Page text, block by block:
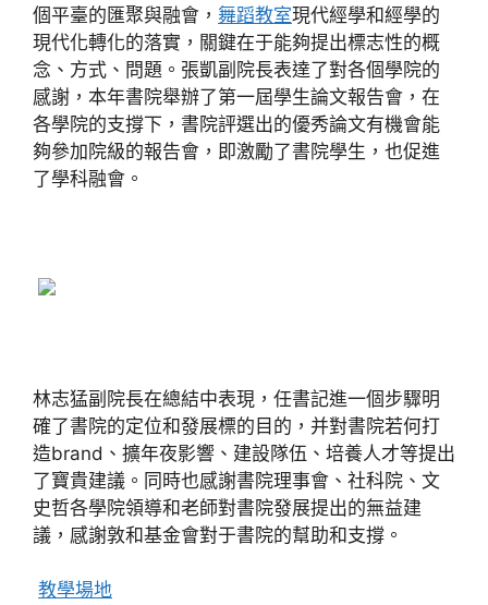
個平臺的匯聚與融會， 舞蹈教室現代經學和經學的
現代化轉化的落實，關鍵在于能夠提出標志性的概
念、方式、問題。張凱副院長表達了對各個學院的
感謝，本年書院舉辦了第一屆學生論文報告會，在
各學院的支撐下，書院評選出的優秀論文有機會能
夠參加院級的報告會，即激勵了書院學生，也促進
了學科融會。
林志猛副院長在總結中表現，任書記進一個步驟明
確了書院的定位和發展標的目的，并對書院若何打
造brand、擴年夜影響、建設隊伍、培養人才等提出
了寶貴建議。同時也感謝書院理事會、社科院、文
史哲各學院領導和老師對書院發展提出的無益建
議，感謝敦和基金會對于書院的幫助和支撐。
教學場地